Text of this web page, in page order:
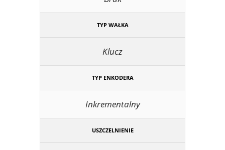
TYP WAŁKA
Klucz
TYP ENKODERA
Inkrementalny
USZCZELNIENIE